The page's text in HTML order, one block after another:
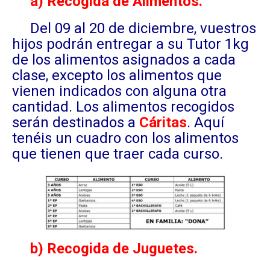
Del 09 al 20 de diciembre, vuestros
hijos podrán entregar a su Tutor 1kg
de los alimentos asignados a cada
clase, excepto los alimentos que
vienen indicados con alguna otra
cantidad. Los alimentos recogidos
serán destinados a Cáritas. Aquí
tenéis un cuadro con los alimentos
que tienen que traer cada curso.
b) Recogida de Juguetes.